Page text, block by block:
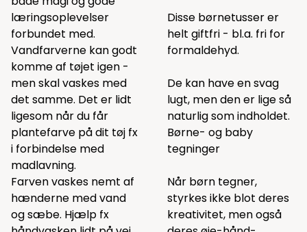
læringsoplevelser
forbundet med.
Vandfarverne kan godt
komme af tøjet igen -
men skal vaskes med
det samme. Det er lidt
ligesom når du får
plantefarve på dit tøj fx
i forbindelse med
madlavning.
Farven vaskes nemt af
hænderne med vand
og sæbe. Hjælp fx
Disse børnetusser er
helt giftfri - bl.a. fri for
formaldehyd.
De kan have en svag
lugt, men den er lige så
naturlig som indholdet.
Børne- og baby
tegninger
Når børn tegner,
styrkes ikke blot deres
kreativitet, men også